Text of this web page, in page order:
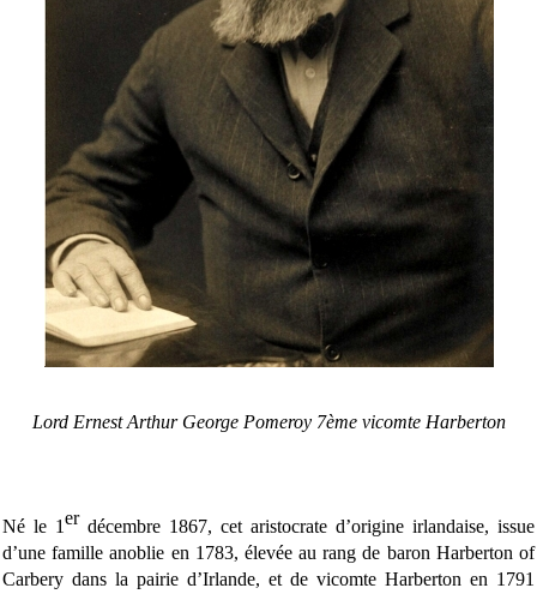
Lord Ernest Arthur George Pomeroy 7ème vicomte Harberton
Né le 1er décembre 1867, cet aristocrate d’origine irlandaise, issue
d’une famille anoblie en 1783, élevée au rang de baron Harberton of
Carbery dans la pairie d’Irlande, et de vicomte Harberton en 1791